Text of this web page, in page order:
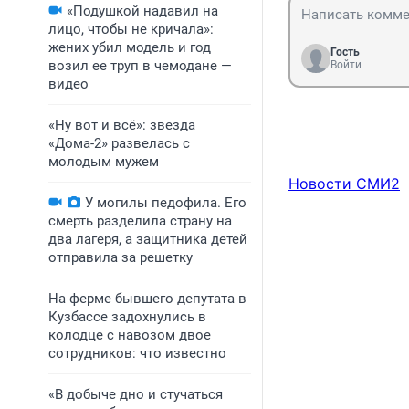
«Подушкой надавил на
лицо, чтобы не кричала»:
жених убил модель и год
возил ее труп в чемодане —
видео
«Ну вот и всё»: звезда
«Дома-2» развелась с
молодым мужем
У могилы педофила. Его
смерть разделила страну на
два лагеря, а защитника детей
отправила за решетку
На ферме бывшего депутата в
Кузбассе задохнулись в
колодце с навозом двое
сотрудников: что известно
«В добыче дно и стучаться
Гость
Войти
Новости СМИ2